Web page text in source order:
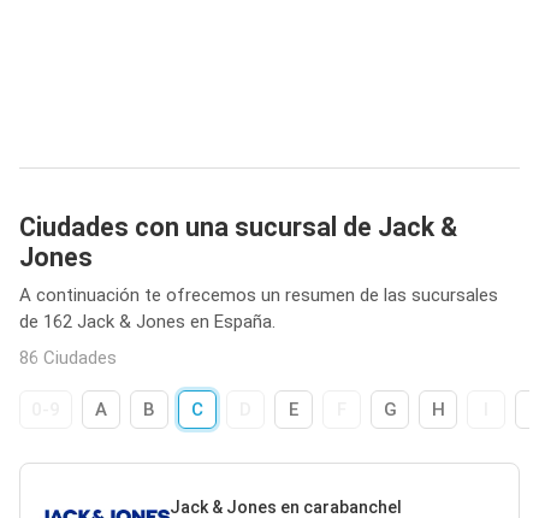
Ciudades con una sucursal de Jack &
Jones
A continuación te ofrecemos un resumen de las sucursales
de 162 Jack & Jones en España.
86 Ciudades
A B C E G H
Jack & Jones en carabanchel